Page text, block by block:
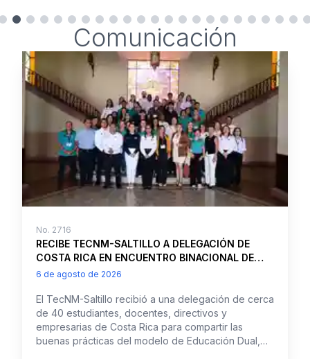
Comunicación
No. 2716
RECIBE TECNM-SALTILLO A DELEGACIÓN DE
COSTA RICA EN ENCUENTRO BINACIONAL DE
FORMACIÓN DUAL “SABERES QUE SE
6 de agosto de 2026
El TecNM-Saltillo recibió a una delegación de cerca
de 40 estudiantes, docentes, directivos y
empresarias de Costa Rica para compartir las
buenas prácticas del modelo de Educación Dual,